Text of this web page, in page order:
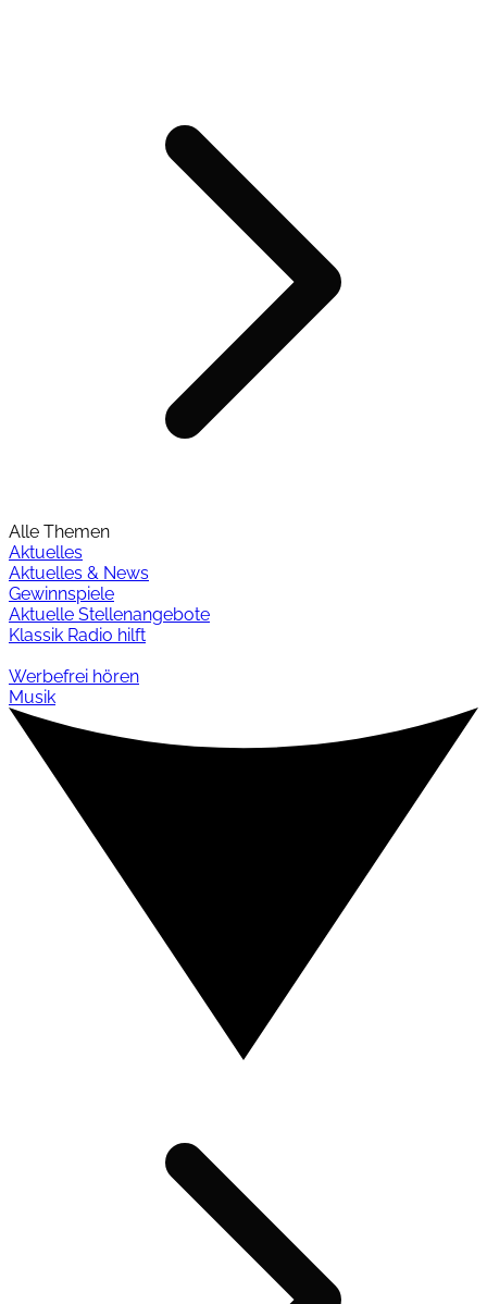
Alle Themen
Aktuelles
Aktuelles & News
Gewinnspiele
Aktuelle Stellenangebote
Klassik Radio hilft
Werbefrei hören
Musik